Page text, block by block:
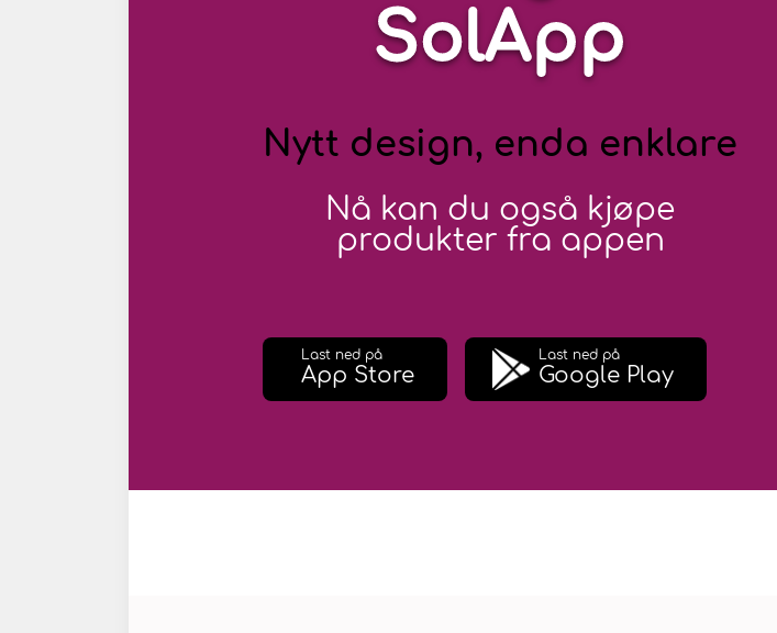
SolApp
Nytt design, enda enklare
Nå kan du også kjøpe
produkter fra appen
Last ned på
App Store
Last ned på
Google Play